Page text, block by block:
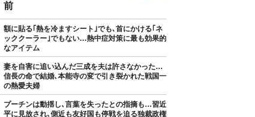
前
額に貼る｢熱を冷ますシート｣でも､首にかける｢ネ
ッククーラー｣でもない…熱中症対策に最も効果的
なアイテム
妻を自害に追い込んだ三成を夫は許さなかった…
信長の命で結婚､本能寺の変で引き裂かれた戦国一
の熱愛夫婦
プーチンは動揺し､言葉を失ったとの指摘も…習近
平に見放され､側近も友好国も停戦を迫る独裁政権